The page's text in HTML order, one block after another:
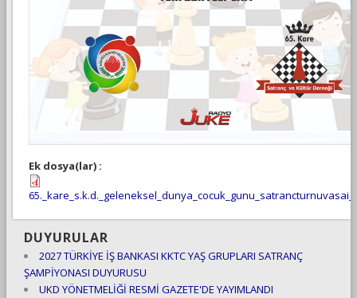
Ek dosya(lar) :
DUYURULAR
2027 TÜRKİYE İŞ BANKASI KKTC YAŞ GRUPLARI SATRANÇ
ŞAMPİYONASI DUYURUSU
UKD YÖNETMELİĞİ RESMİ GAZETE'DE YAYIMLANDI